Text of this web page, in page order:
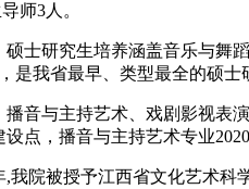
师3人。
士研究生培养涵盖音乐与
是我省最早、类型最全的硕士
音与主持艺术、戏剧影视表
点，播音与主持艺术专业
我院被授予江西省文化艺术